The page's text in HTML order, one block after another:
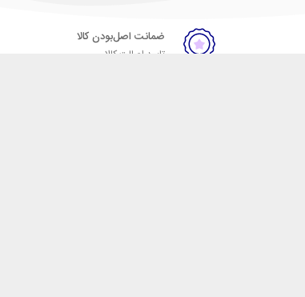
ضمانت اصل‌بودن کالا
تایید اصالت کالا